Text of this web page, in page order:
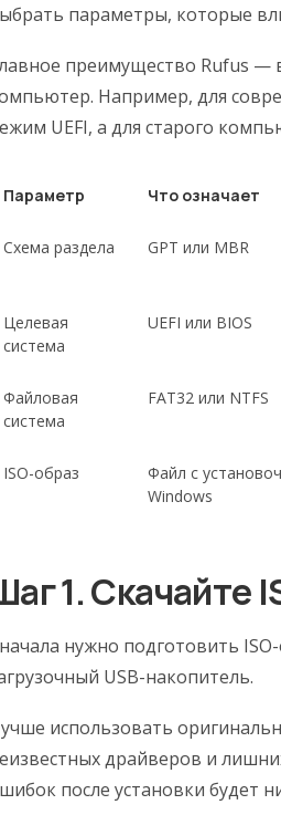
параметры, которые
преимущество Rufus —
Например, для
UEFI, а для старого
Параметр Что означает
Схема раздела GPT или MBR
Целевая
система
UEFI или BIOS
Файловая
система
FAT32 или NTFS
ISO-образ
Файл с
Windows
1. Скачайте
нужно подготовить
USB-накопитель.
использовать
драйверов и
после установки будет